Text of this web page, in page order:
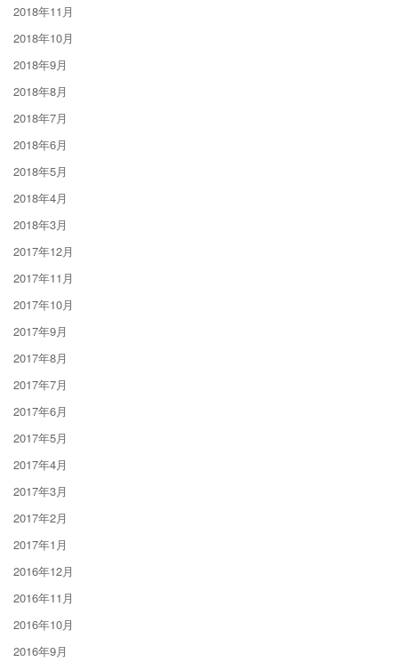
2018年11月
2018年10月
2018年9月
2018年8月
2018年7月
2018年6月
2018年5月
2018年4月
2018年3月
2017年12月
2017年11月
2017年10月
2017年9月
2017年8月
2017年7月
2017年6月
2017年5月
2017年4月
2017年3月
2017年2月
2017年1月
2016年12月
2016年11月
2016年10月
2016年9月